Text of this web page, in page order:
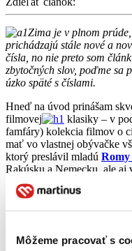
Môžeme pracovať s
Zima je v plnom
prichádzajú stále nové a
čísla, no nie preto som
zbytočných slov, poďme sa
úzko späté s číslami.
Hneď na úvod prinášam
filmovej
klasiky – v
famfáry) kolekcia filmov o
mať vo vlastnej obývačke
ktorý preslávil mladú Romy
Rakúsku a Nemecku, ale
II. (Mladá cisárovná)
patria medzi skvosty
separátny mier so